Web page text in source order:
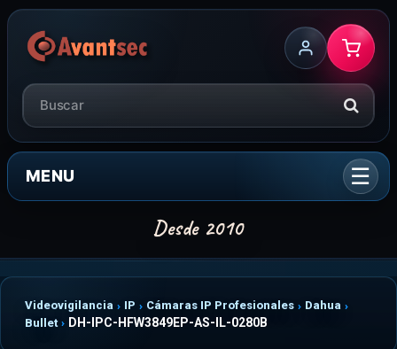
MENU
Videovigilancia IP Cámaras IP Profesionales
Dahua
Bullet
DH-IPC-HFW3849EP-AS-IL-0280B